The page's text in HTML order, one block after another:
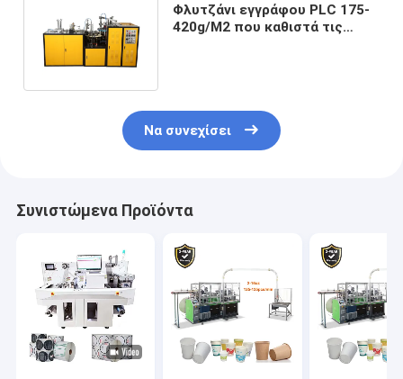
Φλυτζάνι εγγράφου PLC 175-
420g/M2 που καθιστά τις
Να συνεχίσει
Συνιστώμενα Προϊόντα